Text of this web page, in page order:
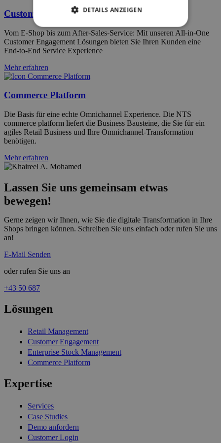
Customer Engagement
Vom E-Shop bis zum After-Sales-Service: Mit unseren All-in-One
Customer Engagement Lösungen bieten Sie Ihren Kunden eine
End-to-End Service Experience
Mehr erfahren
Commerce Platform
Die Basis für eine echte Omnichannel Experience. Die NTS
commerce platform liefert die Business Bausteine, die Sie für ein
agiles Retail Business und Ihre Omnichannel-Transformation
benötigen.
Mehr erfahren
Lassen Sie uns gemeinsam etwas
bewegen!
Gerne zeigen wir Ihnen, wie Sie die digitale Transformation in Ihre
Shops bringen können. Schreiben Sie uns einfach oder rufen Sie uns
an!
E-Mail Senden
oder rufen Sie uns an
+43 50 687
Lösungen
Retail Management
Customer Engagement
Enterprise Stock Management
Commerce Platform
Expertise
Services
Case Studies
Demo anfordern
Customer Login
DETAILS ANZEIGEN